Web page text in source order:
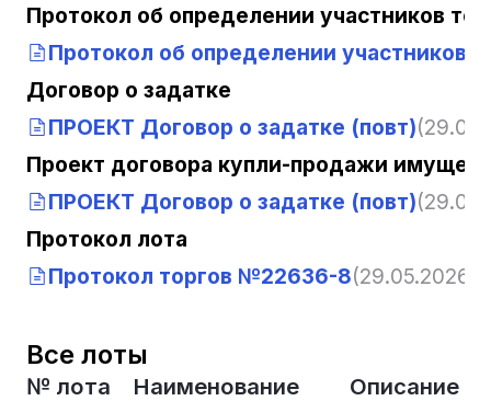
Протокол об определении участников
Протокол об определении участников
Договор о задатке
ПРОЕКТ Договор о задатке (повт)
Проект договора купли-продажи
ПРОЕКТ Договор о задатке (повт)
Протокол лота
Протокол торгов №22636-8(29.05.2026,
Все лоты
№ лота Наименование Описание